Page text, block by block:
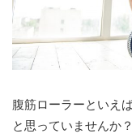
腹筋ローラーといえ
と思っていませんか